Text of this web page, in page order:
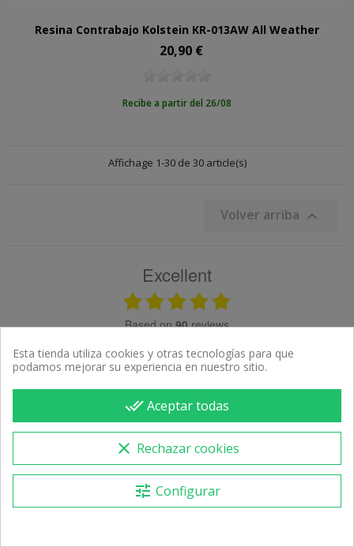
Resina Contrabajo Kolstein KR-013AW All Weather
Precio
20,90 €
Recibe a partir del 26/08
Affichage 1-30 de 30 article(s)
Volver arriba 
Excellent
based on90reviews
Muy bien Bon
Esta tienda utiliza cookies y otras tecnologías para que
podamos mejorar su experiencia en nuestro sitio.
done_allAceptar todas
clear Rechazar cookies
tune Configurar